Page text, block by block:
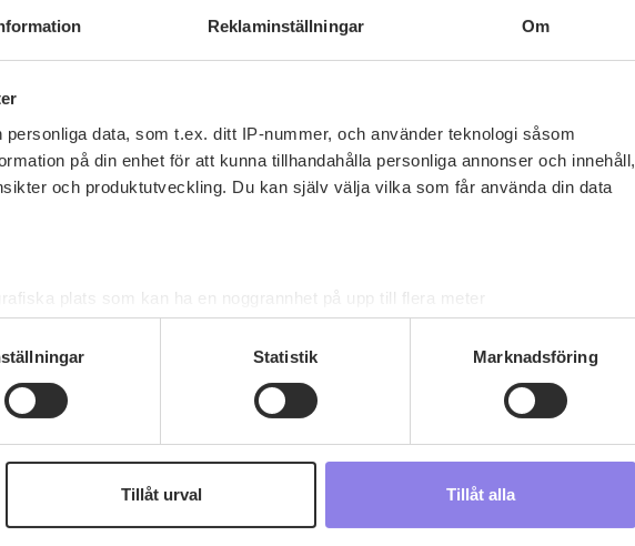
Reklaminställningar Om
personliga data, som t.ex. ditt IP-nummer, och använder teknologi såsom
på din enhet för att kunna tillhandahålla personliga annonser och innehåll,
och produktutveckling. Du kan själv välja vilka som får använda din data
plats som kan ha en noggrannhet på upp till flera meter
skanna den för specifika kännetecken (fingeravtryck)
behandlas och ställ in dina preferenser i
detaljsektionen. Du kan ändra
från cookie-förklaringen.
intygar du att du är 25 år eller äldre.
Statistik Marknadsföring
Tillåt urval Tillåt alla